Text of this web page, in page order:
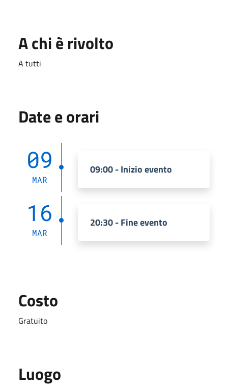
A chi è rivolto
A tutti
Date e orari
09
MAR
09:00 - Inizio evento
16
MAR
20:30 - Fine evento
Costo
Gratuito
Luogo